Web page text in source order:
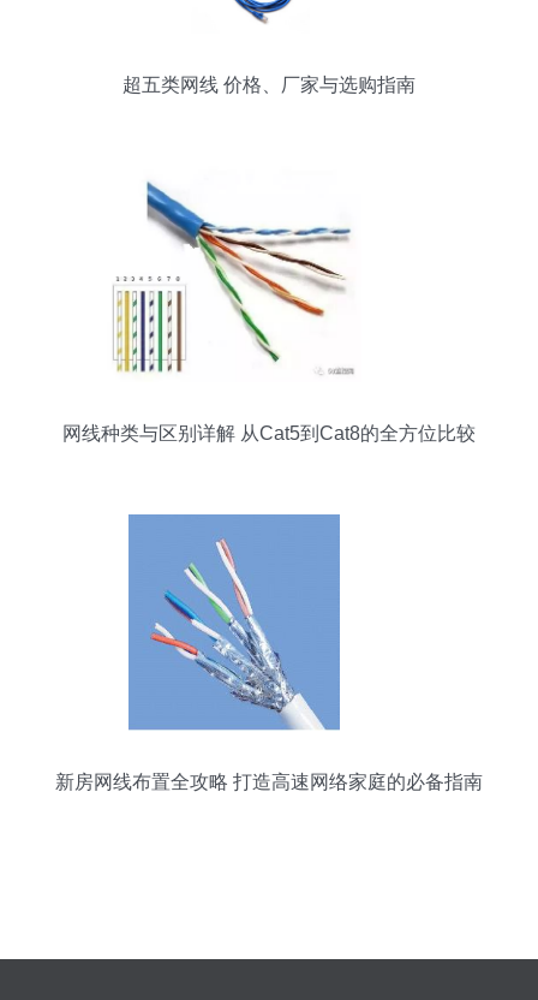
超五类网线 价格、厂家与选购指南
网线种类与区别详解 从Cat5到Cat8的全方位比较
新房网线布置全攻略 打造高速网络家庭的必备指南